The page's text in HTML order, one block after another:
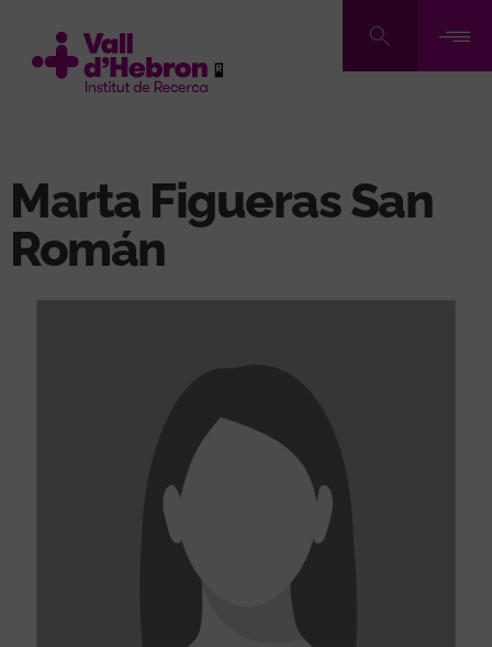
contingut
Marta Figueras San
Román